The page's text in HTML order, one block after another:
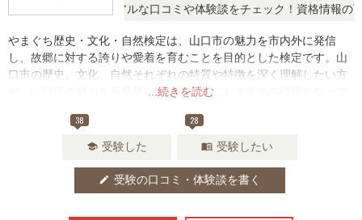
に思ったら、リアルな口コミや体験談をチェック！資格情報の下
...続きを読む
やまぐち歴史・文化・自然検定は、山口市の魅力を市内外に発信
し、故郷に対する誇りや愛着を育むことを目的とした検定です。山
口市の歴史、文化、自然それぞれの特質や特徴を深く理解したい方
や、山口市の魅力を再発見したい方などにおすすめの検定となって
38
school 受験した
28
menu_book 受験したい
edit 受験の口コミ・体験談を書く